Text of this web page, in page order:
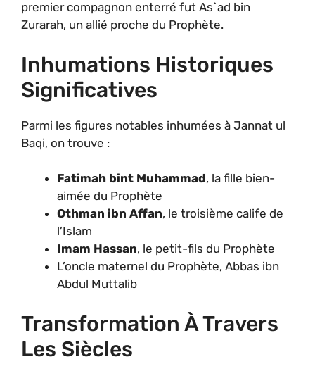
premier compagnon enterré fut As`ad bin
Zurarah, un allié proche du Prophète.
Inhumations Historiques
Significatives
Parmi les figures notables inhumées à Jannat ul
Baqi, on trouve :
Fatimah bint Muhammad, la fille bien-
aimée du Prophète
Othman ibn Affan, le troisième calife de
l’Islam
Imam Hassan, le petit-fils du Prophète
L’oncle maternel du Prophète, Abbas ibn
Abdul Muttalib
Transformation À Travers
Les Siècles